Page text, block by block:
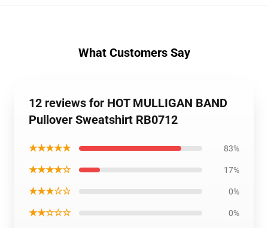
What Customers Say
12 reviews for HOT MULLIGAN BAND
Pullover Sweatshirt RB0712
★★★★★ 83%
★★★★☆ 17%
★★★☆☆ 0%
★★☆☆☆ 0%